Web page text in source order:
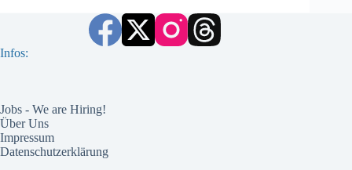
Infos:
Jobs - We are Hiring!
Über Uns
Impressum
Datenschutzerklärung